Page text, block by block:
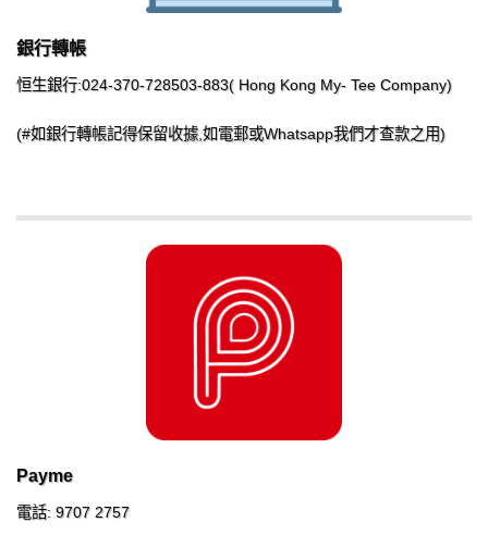
銀行轉帳
恒生銀行:024-370-728503-883( Hong Kong My- Tee Company)
(#如銀行轉帳記得保留收據,如電郵或Whatsapp我們才查款之用)
Payme
電話: 9707 2757